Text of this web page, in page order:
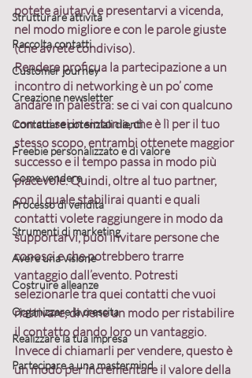
Strutturare attività
Raccolta contatti
Customer journey
Creazione newsletter
Contattare potenziali clienti
Freebie personalizzato e di valore
Come vendere
Processo di vendita
Strumenti di marketing
Avere una visione
Costruire alleanze
Organizzare la crescita
Realizzare la tua impresa
Partecipare a una mastermind
potete aiutarvi e presentarvi a vicenda,
nel modo migliore e con le parole giuste
(che avrete condiviso).
Rendere proficua la partecipazione a un
incontro di networking è un po’ come
andare in palestra: se ci vai con qualcuno
con cui sei in sintonia, che è lì per il tuo
stesso scopo, entrambi ottenete maggior
successo e il tempo passa in modo più
piacevole. Quindi, oltre al tuo partner,
con il quale stabilirai quanti e quali
contatti volete raggiungere in modo da
supportarvi, puoi invitare persone che
conosci e che potrebbero trarre
vantaggio dall’evento. Potresti
selezionarle tra quei contatti che vuoi
riattivare, diviene un modo per ristabilire
il contatto dando loro un vantaggio.
Invece di chiamarli per vendere, questo è
un modo per incrementare il valore della